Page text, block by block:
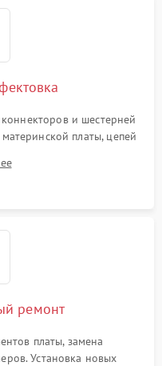
и шестерней
платы, цепей
механизма
стабилизации.
ремонт
платы, замена
Установка новых